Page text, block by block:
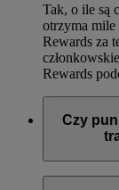
Tak, o ile są
otrzyma mile
Rewards za
Rewards
Czy